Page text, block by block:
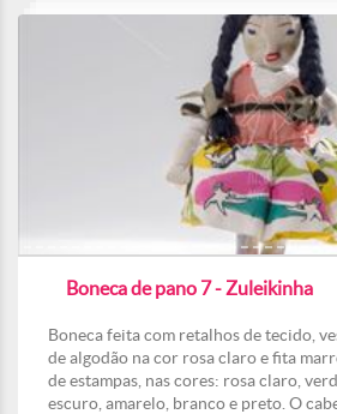
Boneca de pano 7 - Zuleikinha
Boneca feita com retalhos de tecido,
de algodão na cor rosa claro e fita
de estampas, nas cores: rosa claro,
escuro, amarelo, branco e preto. O